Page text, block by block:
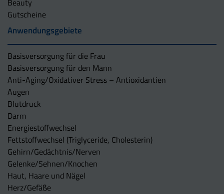
Beauty
Gutscheine
Anwendungsgebiete
Basisversorgung für die Frau
Basisversorgung für den Mann
Anti-Aging/Oxidativer Stress – Antioxidantien
Augen
Blutdruck
Darm
Energiestoffwechsel
Fettstoffwechsel (Triglyceride, Cholesterin)
Gehirn/Gedächtnis/Nerven
Gelenke/Sehnen/Knochen
Haut, Haare und Nägel
Herz/Gefäße